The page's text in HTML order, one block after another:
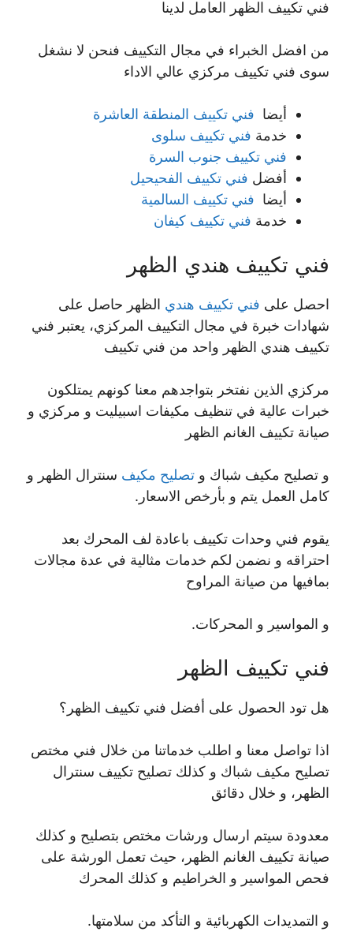
فني تكييف الظهر العامل لدينا
من افضل الخبراء في مجال التكييف فنحن لا نشغل
سوى فني تكييف مركزي عالي الاداء
أيضا فني تكييف المنطقة العاشرة
خدمة فني تكييف سلوى
فني تكييف جنوب السرة
أفضل فني تكييف الفحيحيل
أيضا فني تكييف السالمية
خدمة فني تكييف كيفان
فني تكييف هندي الظهر
احصل على فني تكييف هندي الظهر حاصل على
شهادات خبرة في مجال التكييف المركزي، يعتبر فني
تكييف هندي الظهر واحد من فني تكييف
مركزي الذين نفتخر بتواجدهم معنا كونهم يمتلكون
خبرات عالية في تنظيف مكيفات اسبيليت و مركزي و
صيانة تكييف الغانم الظهر
و تصليح مكيف شباك و تصليح مكيف سنترال الظهر و
كامل العمل يتم و بأرخص الاسعار.
يقوم فني وحدات تكييف باعادة لف المحرك بعد
احتراقه و نضمن لكم خدمات مثالية في عدة مجالات
بمافيها من صيانة المراوح
و المواسير و المحركات.
فني تكييف الظهر
هل تود الحصول على أفضل فني تكييف الظهر؟
اذا تواصل معنا و اطلب خدماتنا من خلال فني مختص
تصليح مكيف شباك و كذلك تصليح تكييف سنترال
الظهر، و خلال دقائق
معدودة سيتم ارسال ورشات مختص بتصليح و كذلك
صيانة تكييف الغانم الظهر، حيث تعمل الورشة على
فحص المواسير و الخراطيم و كذلك المحرك
و التمديدات الكهربائية و التأكد من سلامتها.